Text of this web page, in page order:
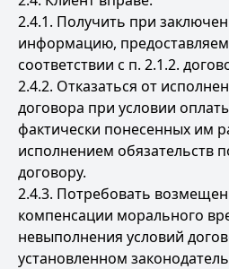
2.4.1. Получить при
информацию,
соответствии с п. 2.1.2.
2.4.2. Отказаться от
договора при условии
фактически понесенных им
исполнением обязательств
договору.
2.4.3. Потребовать
компенсации морального
невыполнения условий
установленном